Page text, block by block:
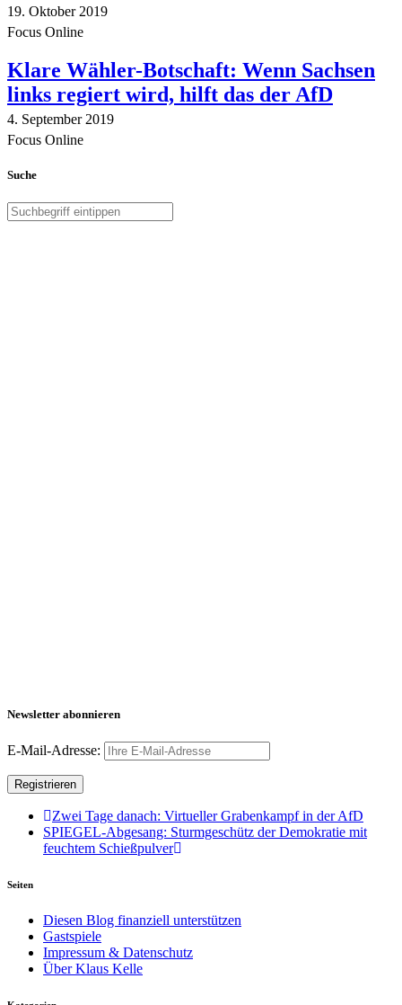
19. Oktober 2019
Focus Online
Klare Wähler-Botschaft: Wenn Sachsen
links regiert wird, hilft das der AfD
4. September 2019
Focus Online
Suche
Newsletter abonnieren
E-Mail-Adresse:
Zwei Tage danach: Virtueller Grabenkampf in der AfD
SPIEGEL-Abgesang: Sturmgeschütz der Demokratie mit
feuchtem Schießpulver
Seiten
Diesen Blog finanziell unterstützen
Gastspiele
Impressum & Datenschutz
Über Klaus Kelle